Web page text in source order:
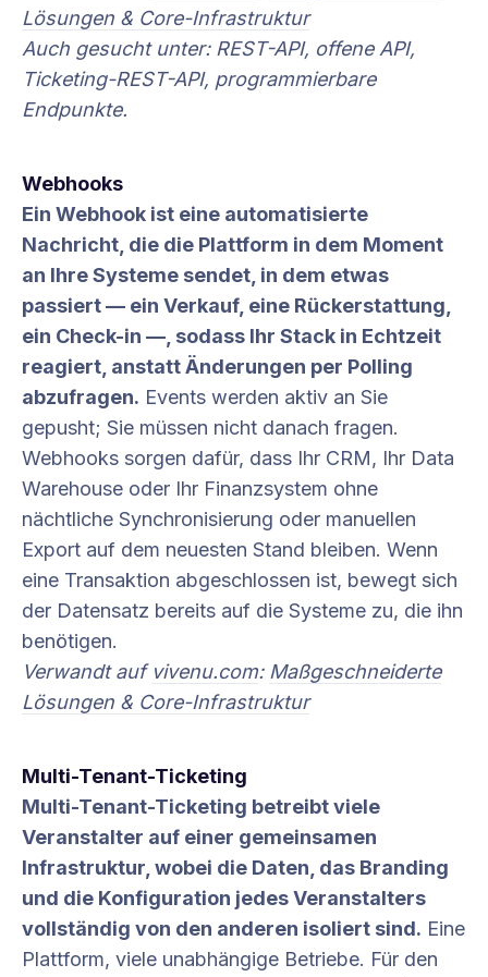
Lösungen & Core-Infrastruktur
Auch gesucht unter: REST-API, offene API,
Ticketing-REST-API, programmierbare
Endpunkte.
Webhooks
Ein Webhook ist eine automatisierte
Nachricht, die die Plattform in dem Moment
an Ihre Systeme sendet, in dem etwas
passiert — ein Verkauf, eine Rückerstattung,
ein Check-in —, sodass Ihr Stack in Echtzeit
reagiert, anstatt Änderungen per Polling
abzufragen. Events werden aktiv an Sie
gepusht; Sie müssen nicht danach fragen.
Webhooks sorgen dafür, dass Ihr CRM, Ihr Data
Warehouse oder Ihr Finanzsystem ohne
nächtliche Synchronisierung oder manuellen
Export auf dem neuesten Stand bleiben. Wenn
eine Transaktion abgeschlossen ist, bewegt sich
der Datensatz bereits auf die Systeme zu, die ihn
benötigen.
Verwandt auf vivenu.com: Maßgeschneiderte
Lösungen & Core-Infrastruktur
Multi-Tenant-Ticketing
Multi-Tenant-Ticketing betreibt viele
Veranstalter auf einer gemeinsamen
Infrastruktur, wobei die Daten, das Branding
und die Konfiguration jedes Veranstalters
vollständig von den anderen isoliert sind. Eine
Plattform, viele unabhängige Betriebe. Für den